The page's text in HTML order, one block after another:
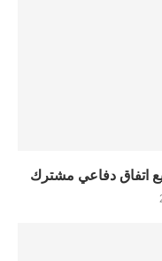
اتفاق دفاعي مشترك